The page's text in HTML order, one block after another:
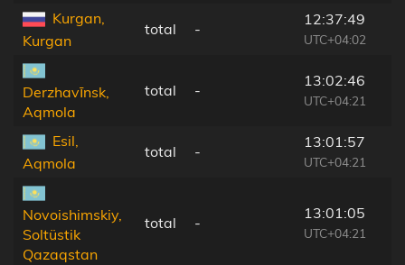
Kurgan,
Kurgan
total -
12:37:49
UTC+04:02
Derzhavīnsk,
Aqmola
total -
13:02:46
UTC+04:21
Esil,
Aqmola
total -
13:01:57
UTC+04:21
Novoishimskiy,
Soltüstik
Qazaqstan
total -
13:01:05
UTC+04:21